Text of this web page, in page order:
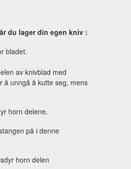
du lager din egen kniv :
bladet.
av knivblad med
å unngå å kutte seg, mens
horn delene.
på i denne
horn delen